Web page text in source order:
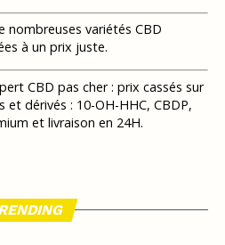
nombreuses variétés CBD
à un prix juste.
CBD pas cher : prix cassés sur
et dérivés : 10-OH-HHC, CBDP,
et livraison en 24H.